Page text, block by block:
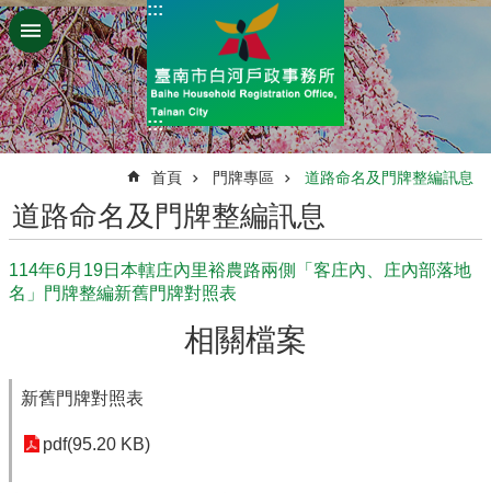
跳到主要內容區塊
:::
:::
首頁 門牌專區 道路命名及門牌整編訊息
道路命名及門牌整編訊息
114年6月19日本轄庄內里裕農路兩側「客庄內、庄內部落地
名」門牌整編新舊門牌對照表
相關檔案
新舊門牌對照表
pdf(95.20 KB)